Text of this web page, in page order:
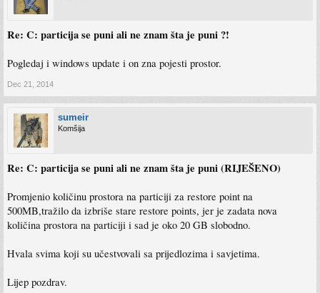
Re: C: particija se puni ali ne znam šta je puni ?!
Pogledaj i windows update i on zna pojesti prostor.
Dec 21, 2014
sumeir
Komšija
Re: C: particija se puni ali ne znam šta je puni (RIJEŠENO)
Promjenio količinu prostora na particiji za restore point na
500MB,tražilo da izbriše stare restore points, jer je zadata nova
količina prostora na particiji i sad je oko 20 GB slobodno.
Hvala svima koji su učestvovali sa prijedlozima i savjetima.
Lijep pozdrav.